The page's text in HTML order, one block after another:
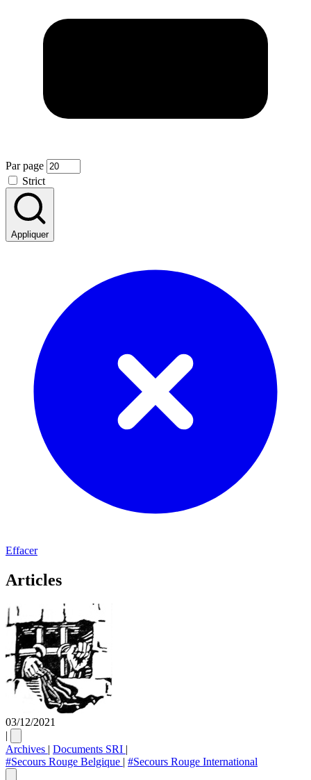
Par page
Strict
Appliquer
Effacer
Articles
03/12/2021
|
Archives | Documents SRI |
#Secours Rouge Belgique | #Secours Rouge International